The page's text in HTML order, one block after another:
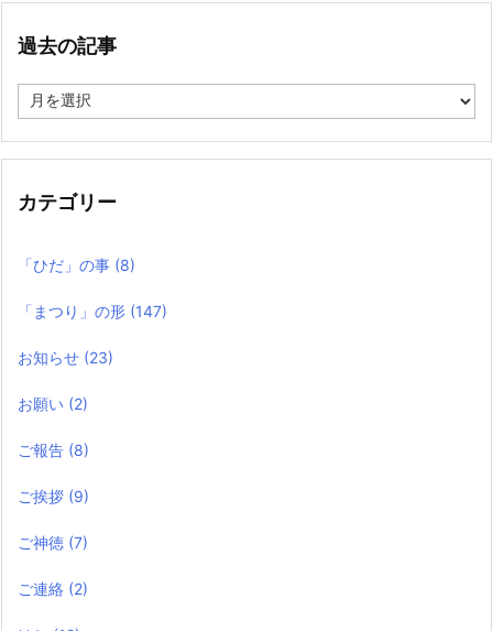
過去の記事
去
記
カテゴリー
「ひだ」の事 (8)
「まつり」の形 (147)
お知らせ (23)
お願い (2)
ご報告 (8)
ご挨拶 (9)
ご神徳 (7)
ご連絡 (2)